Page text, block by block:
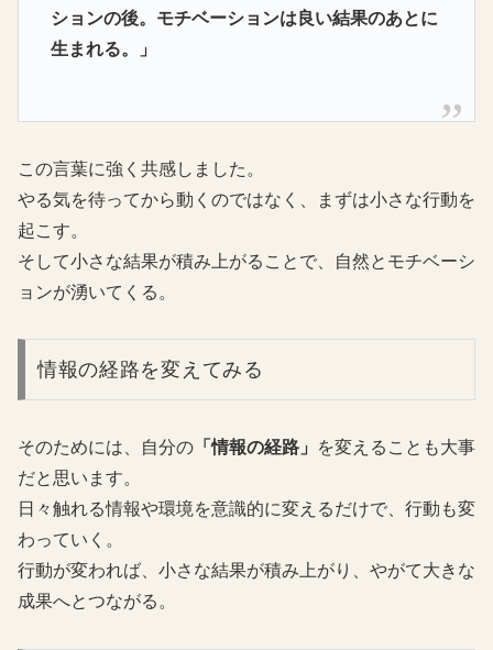
ションの後。モチベーションは良い結果のあとに
生まれる。」
この言葉に強く共感しました。
やる気を待ってから動くのではなく、まずは小さな行動を
起こす。
そして小さな結果が積み上がることで、自然とモチベーシ
ョンが湧いてくる。
情報の経路を変えてみる
そのためには、自分の 「情報の経路」
を変えることも大事
だと思います。
日々触れる情報や環境を意識的に変えるだけで、行動も変
わっていく。
行動が変われば、小さな結果が積み上がり、やがて大きな
成果へとつながる。